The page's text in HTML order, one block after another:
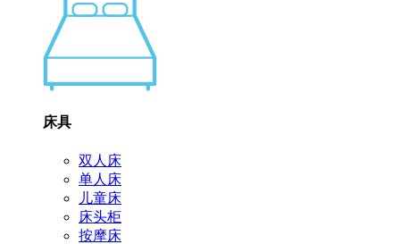
床具
双人床
单人床
儿童床
床头柜
按摩床